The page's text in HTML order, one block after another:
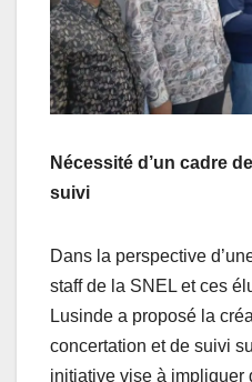
Nécessité d’un cadre
suivi
Dans la perspective
staff de la SNEL et ces
Lusinde a proposé la
concertation et de suivi
initiative vise à impliquer